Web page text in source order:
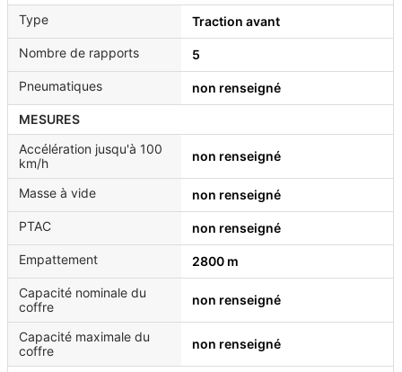
Type
Traction avant
Nombre de rapports 5
Pneumatiques non renseigné
MESURES
Accélération jusqu'à 100
km/h
non renseigné
Masse à vide non renseigné
PTAC non renseigné
Empattement 2800 m
Capacité nominale du
coffre
non renseigné
Capacité maximale du
coffre
non renseigné